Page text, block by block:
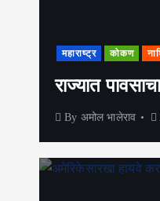
महाराष्ट्र कोकण
राज्यात
By अमोल भालेराव